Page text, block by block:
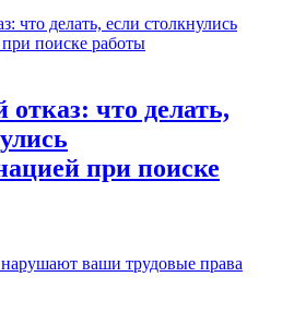
что делать,
при поиске